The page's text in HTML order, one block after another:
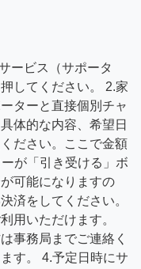
ービス（サポータ
してください。 2.家
ターと直接個別チャ
体的な内容、希望日
ださい。ここで金額
が「引き受ける」ボ
可能になりますの
済をしてください。
用いただけます。
事務局までご連絡く
す。 4.予定日時にサ